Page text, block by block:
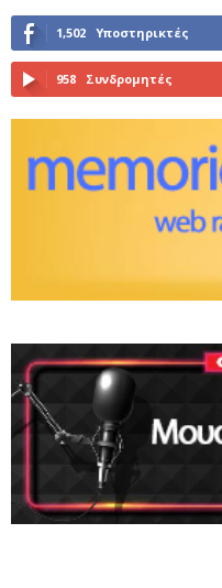
1,502 Υποστηρικτές
958 Συνδρομητές